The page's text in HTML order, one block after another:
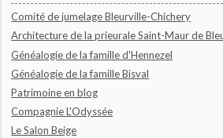
Comité de jumelage Bleurville-Chichery
Architecture de la prieurale Saint-Maur de
Généalogie de la famille d'Hennezel
Généalogie de la famille Bisval
Patrimoine en blog
Compagnie L'Odyssée
Le Salon Beige